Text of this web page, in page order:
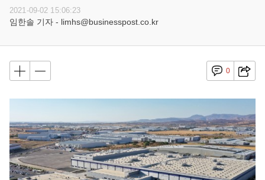
2021-09-02 15:06:23
임한솔 기자 - limhs@businesspost.co.kr
0